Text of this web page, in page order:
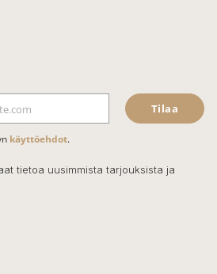
Tilaa
käyttöehdot.
tietoa uusimmista tarjouksista ja